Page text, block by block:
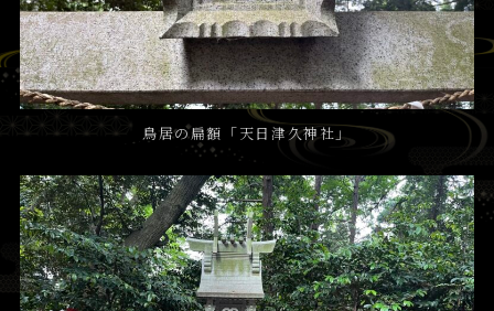
鳥居の扁額「天日津久神社」